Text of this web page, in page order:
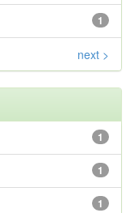
1
next >
1
1
1